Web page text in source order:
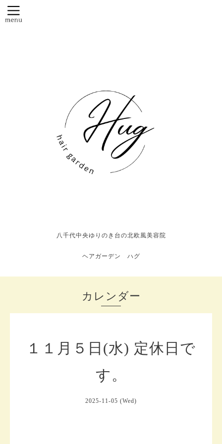
八千代中央ゆりのき台の北欧風美容院
ヘアガーデン ハグ
カレンダー
１１月５日(水) 定休日で
す。
2025-11-05 (Wed)